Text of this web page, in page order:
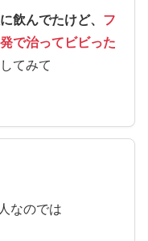
飲んでたけど、 フ
で治ってビビった
てみて
なのでは